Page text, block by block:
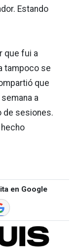
Estando
que fui a
tampoco se
que
a
de sesiones.
en Google